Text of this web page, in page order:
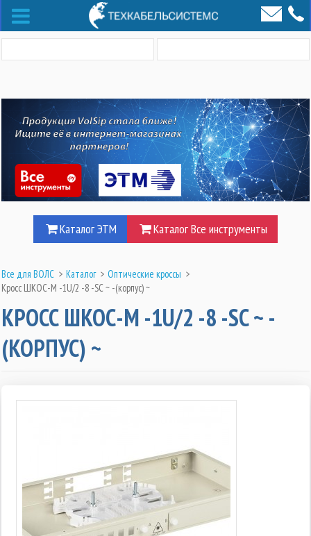
Каталог ЭТМ Каталог Все инструменты
Все для ВОЛС > Каталог > Оптические кроссы >
Кросс ШКОС-М -1U/2 -8 -SC ~ -(корпус) ~
КРОСС ШКОС-М -1U/2 -8 -SC ~ -
(КОРПУС) ~